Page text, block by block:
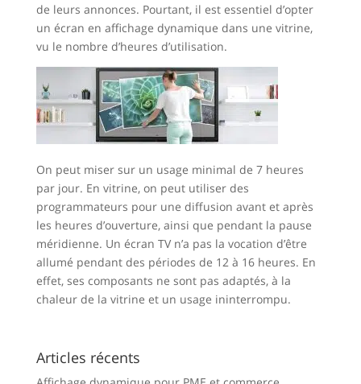
de leurs annonces. Pourtant, il est essentiel d’opter
un écran en affichage dynamique dans une vitrine,
vu le nombre d’heures d’utilisation.
On peut miser sur un usage minimal de 7 heures
par jour. En vitrine, on peut utiliser des
programmateurs pour une diffusion avant et après
les heures d’ouverture, ainsi que pendant la pause
méridienne. Un écran TV n’a pas la vocation d’être
allumé pendant des périodes de 12 à 16 heures. En
effet, ses composants ne sont pas adaptés, à la
chaleur de la vitrine et un usage ininterrompu.
Articles récents